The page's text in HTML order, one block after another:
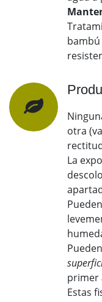
otra
La
primer
Estas